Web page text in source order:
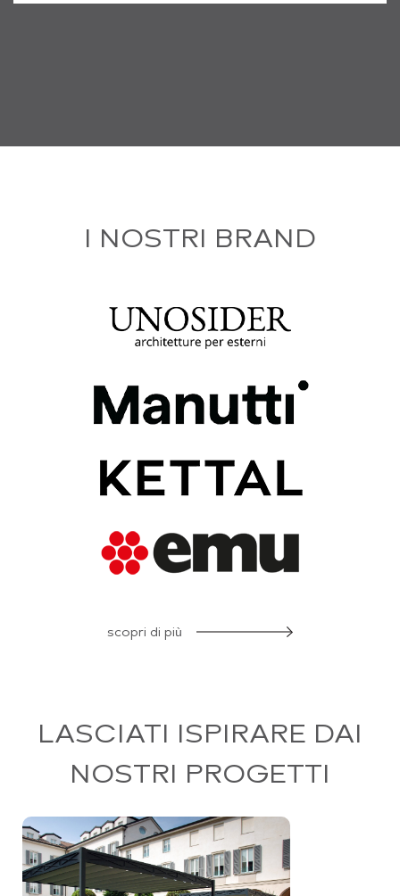
I NOSTRI BRAND
scopri di più
LASCIATI ISPIRARE DAI
NOSTRI PROGETTI